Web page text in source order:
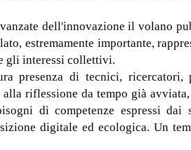
dell'innovazione il volano
estremamente importante,
gli interessi collettivi.
presenza di tecnici, ricercatori,
riflessione da tempo già
di competenze espressi
digitale ed ecologica. Un